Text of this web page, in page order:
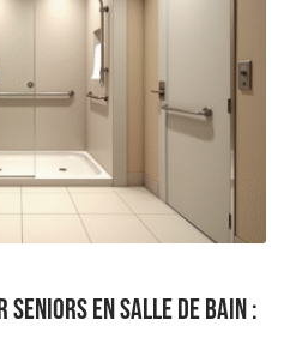
seniors en salle de bain :